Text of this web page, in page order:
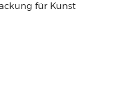
für Kunst